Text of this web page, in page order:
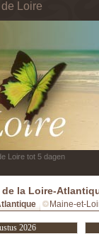
Loire
Loire tot 5 dagen
de la Loire-
Maine-et-
2026